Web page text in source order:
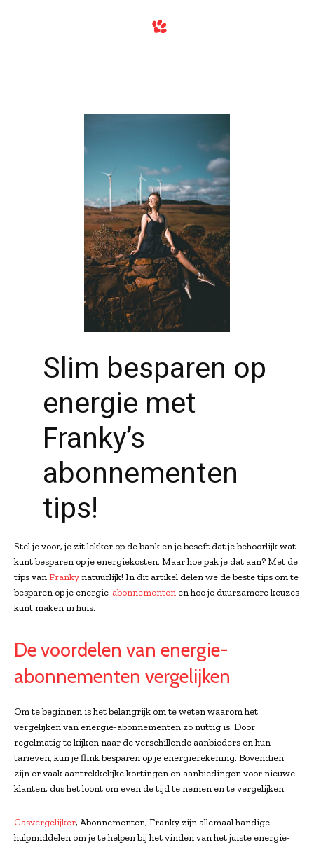
Slim besparen op
energie met
Franky’s
abonnementen
tips!
Stel je voor, je zit lekker op de bank en je beseft dat je behoorlijk wat
kunt besparen op je energiekosten. Maar hoe pak je dat aan? Met de
tips vanFrankynatuurlijk! In dit artikel delen we de beste tips om te
besparen op je energie-abonnementen en hoe je duurzamere keuzes
kunt maken in huis.
De voordelen van energie-
abonnementen vergelijken
Om te beginnen is het belangrijk om te weten waarom het
vergelijken van energie-abonnementen zo nuttig is. Door
regelmatig te kijken naar de verschillende aanbieders en hun
tarieven, kun je flink besparen op je energierekening. Bovendien
zijn er vaak aantrekkelijke kortingen en aanbiedingen voor nieuwe
klanten, dus het loont om even de tijd te nemen en te vergelijken.
Gasvergelijker, Abonnementen, Franky zijn allemaal handige
hulpmiddelen om je te helpen bij het vinden van het juiste energie-